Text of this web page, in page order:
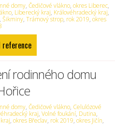
domy,Čedičové vlákno,okres Liberec,
, Liberecký kraj, Královéhradecký kraj,
,Šikminy,Trámový strop, rok 2019,okres
reference
rodinného domu
domy,Čedičové vlákno, Celulózové
kraj,Volné foukání, Dutina,
,okres Břeclav, rok 2019,okres Jičín,